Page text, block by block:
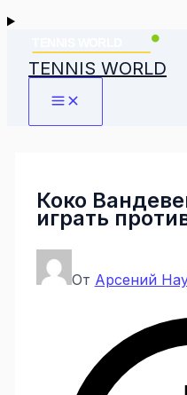
TENNIS WORLD
Коко
играть
От Арсений